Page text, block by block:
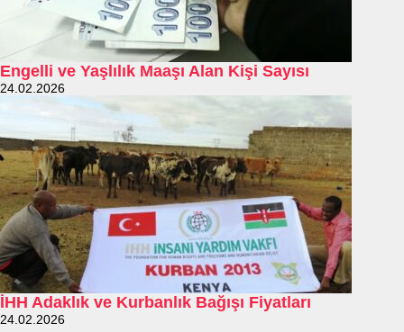
Engelli ve Yaşlılık Maaşı Alan Kişi Sayısı
24.02.2026
İHH Adaklık ve Kurbanlık Bağışı Fiyatları
24.02.2026